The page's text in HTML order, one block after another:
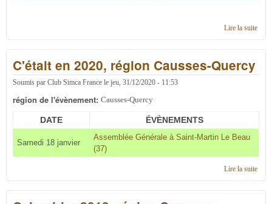
Lire la suitede
C'était en 2020, région Causses-Quercy
Soumis par Club Simca France le jeu, 31/12/2020 - 11:53
région de l'évènement: Causses-Quercy
DATE ÉVÈNEMENTS
Samedi 18 janvier
Assemblée Générale à Saint-Martin Le Beau
(37)
Lire la suitede